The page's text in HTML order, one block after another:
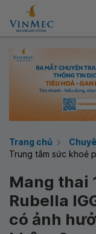
Trang chủ
Trung tâm sức khoẻ
Mang thai
Rubella
có ảnh